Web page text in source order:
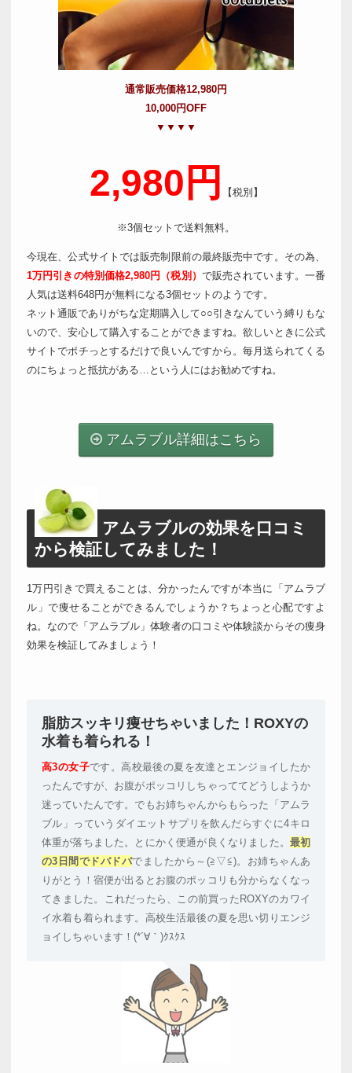
通常販売価格12,980円
10,000円OFF
▼▼▼▼
2,980円 【税別】
※3個セットで送料無料。
今現在、公式サイトでは販売制限前の最終販売中です。その為、
1万円引きの特別価格2,980円（税別） で販売されています。一番
人気は送料648円が無料になる3個セットのようです。
ネット通販でありがちな定期購入して○○引きなんていう縛りもな
いので、安心して購入することができますね。欲しいときに公式
サイトでポチっとするだけで良いんですから。毎月送られてくる
のにちょっと抵抗がある…という人にはお勧めですね。
アムラブル詳細はこちら
アムラブルの効果を口コミ
から検証してみました！
1万円引きで買えることは、分かったんですが本当に「アムラブ
ル」で痩せることができるんでしょうか？ちょっと心配ですよ
ね。なので「アムラブル」体験者の口コミや体験談からその痩身
効果を検証してみましょう！
脂肪スッキリ痩せちゃいました！ROXYの
水着も着られる！
高3の女子です。高校最後の夏を友達とエンジョイしたか
ったんですが、お腹がポッコリしちゃっててどうしようか
迷っていたんです。でもお姉ちゃんからもらった「アムラ
ブル」っていうダイエットサプリを飲んだらすぐに4キロ
体重が落ちました。とにかく便通が良くなりました。 最初
の3日間でドバドバでましたから～(≧▽≦)。お姉ちゃんあ
りがとう！宿便が出るとお腹のポッコリも分からなくなっ
てきました。これだったら、この前買ったROXYのカワイ
イ水着も着られます。高校生活最後の夏を思い切りエンジ
ョイしちゃいます！(*´∀｀)ｸｽｸｽ